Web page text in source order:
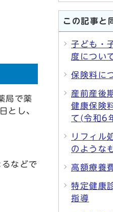
局で薬
とし、
などで
この記事と
子ども・
度につい
保険料に
産前産後
健康保険
て(令和6
リフィル
のような
高額療養
特定健康
指導